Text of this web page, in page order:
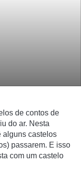
de contos de
do ar. Nesta
alguns castelos
passarem. E isso
com um castelo